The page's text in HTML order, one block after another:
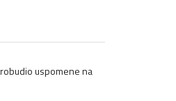
uspomene na